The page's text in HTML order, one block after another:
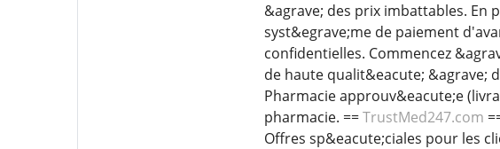
&agrave; des prix imbattables. En
syst&egrave;me de paiement
confidentielles. Commencez
de haute qualit&eacute; &agrave;
Pharmacie approuv&eacute;e
pharmacie. ==TrustMed247.com
Offres sp&eacute;ciales pour les